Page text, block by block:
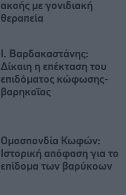
ακοής με γονιδιακή
θεραπεία
Ι. Βαρδακαστάνης:
Δίκαιη η επέκταση του
επιδόματος κώφωσης-
βαρηκοΐας
Ομοσπονδία Κωφών:
Ιστορική απόφαση για το
επίδομα των βαρύκοων